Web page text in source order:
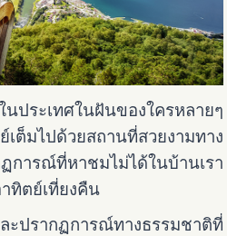
ประเทศในฝันของใครหลายๆ
ไปด้วยสถานที่สวยงามทาง
รณ์ที่หาชมไม่ได้ในบ้านเรา
ทิตย์เที่ยงคืน
รากฏการณ์ทางธรรมชาติที่